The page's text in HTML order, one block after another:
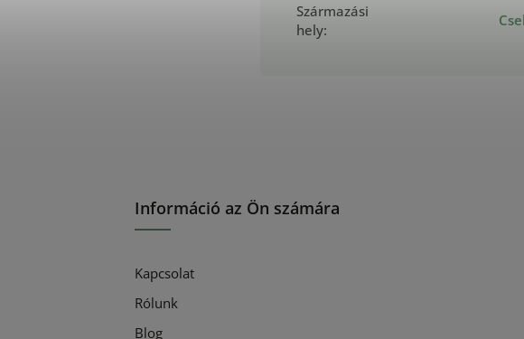
Származási
hely:
Információ az Ön számára
Kapcsolat
Rólunk
Blog